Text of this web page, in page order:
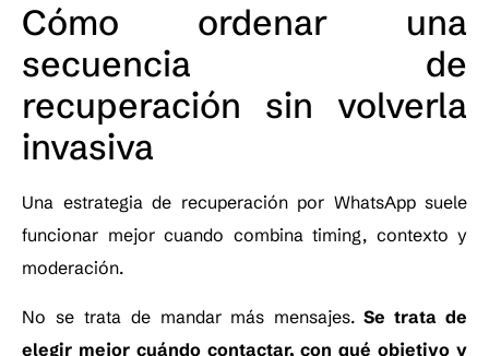
Cómo ordenar una
secuencia de
recuperación sin volverla
invasiva
Una estrategia de recuperación por WhatsApp suele
funcionar mejor cuando combina timing, contexto y
moderación.
No se trata de mandar más mensajes. Se trata de
elegir mejor cuándo contactar, con qué objetivo y